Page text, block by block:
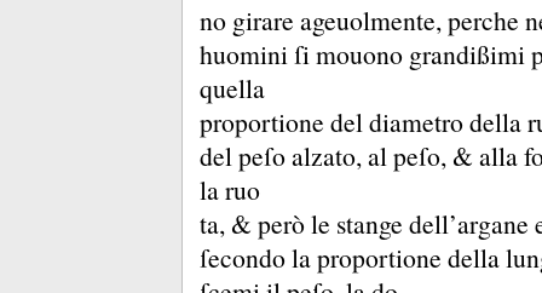
no girare ageuolmente, perche
huomini ſi mouono grandißimi
quella
proportione del diametro della
del peſo alzato, al peſo, & alla
la ruo
ta, & però le stange dell’argane
ſecondo la proportione della